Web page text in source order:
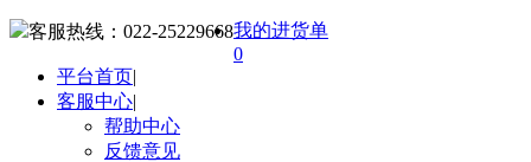
客服热线： 022-25229668我的进货单
0
平台首页|
客服中心|
帮助中心
反馈意见